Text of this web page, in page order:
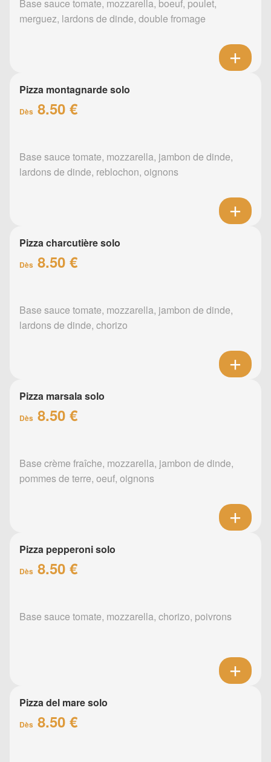
Base sauce tomate, mozzarella, boeuf, poulet,
merguez, lardons de dinde, double fromage
Pizza montagnarde solo
Dès 8.50 €
Base sauce tomate, mozzarella, jambon de dinde,
lardons de dinde, reblochon, oignons
Pizza charcutière solo
Dès 8.50 €
Base sauce tomate, mozzarella, jambon de dinde,
lardons de dinde, chorizo
Pizza marsala solo
Dès 8.50 €
Base crème fraîche, mozzarella, jambon de dinde,
pommes de terre, oeuf, oignons
Pizza pepperoni solo
Dès 8.50 €
Base sauce tomate, mozzarella, chorizo, poivrons
Pizza del mare solo
Dès 8.50 €